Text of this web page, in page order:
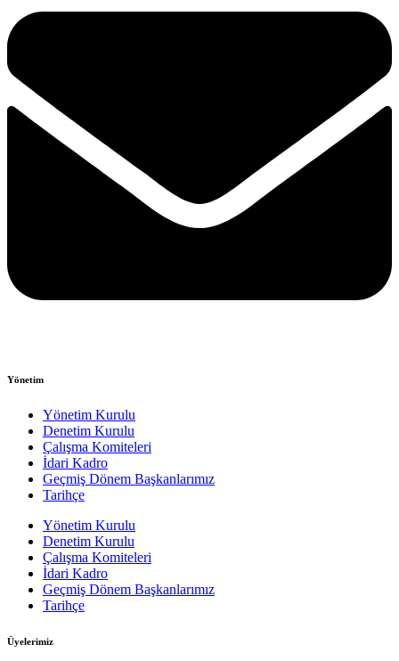
Yönetim
Yönetim Kurulu
Denetim Kurulu
Çalışma Komiteleri
İdari Kadro
Geçmiş Dönem Başkanlarımız
Tarihçe
Yönetim Kurulu
Denetim Kurulu
Çalışma Komiteleri
İdari Kadro
Geçmiş Dönem Başkanlarımız
Tarihçe
Üyelerimiz